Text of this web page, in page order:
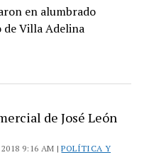
en alumbrado
de Villa Adelina
de José León
2018 9:16 AM |POLÍTICA Y